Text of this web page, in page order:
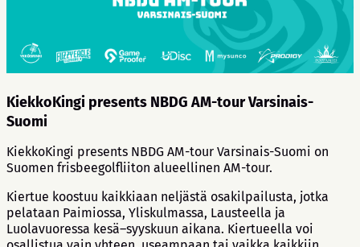
KiekkoKingi presents NBDG AM-tour Varsinais-
Suomi
KiekkoKingi presents NBDG AM-tour Varsinais-Suomi on
Suomen frisbeegolfliiton alueellinen AM-tour.
Kiertue koostuu kaikkiaan neljästä osakilpailusta, jotka
pelataan Paimiossa, Yliskulmassa, Lausteella ja
Luolavuoressa kesä–syyskuun aikana. Kiertueella voi